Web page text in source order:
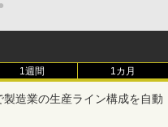
1週間 1カ月
造業の生産ライン構成を自動